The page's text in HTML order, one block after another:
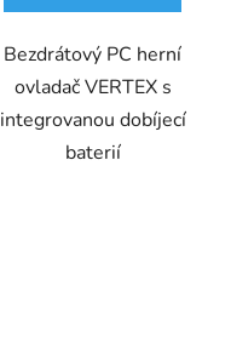
Bezdrátový PC herní
ovladač VERTEX s
integrovanou dobíjecí
baterií